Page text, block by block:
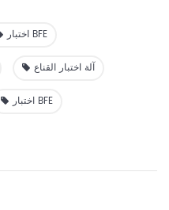
اختبار BFE
آلة اختبار القناع
اختبار BFE